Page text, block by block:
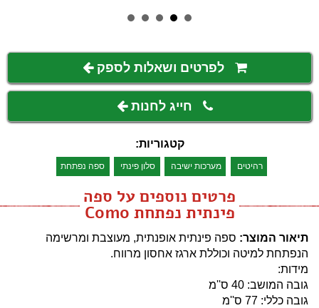
לפרטים ושאלות לספק
חייג לחנות
קטגוריות:
רהיטים מערכות ישיבה סלון פינתי ספה נפתחת
פרטים נוספים על ספה
פינתית נפתחת Como
תיאור המוצר: ספה פינתית אופנתית, מעוצבת ומרשימה
הנפתחת למיטה וכוללת ארגז אחסון מרווח.
מידות:
גובה המושב: 40 ס''מ
גובה כללי: 77 ס''מ